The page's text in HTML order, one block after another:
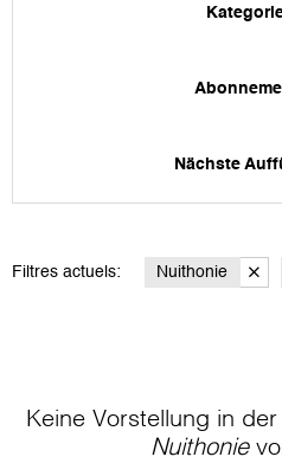
Nächste
Filtres actuels: Nuithonie
Keine Vorstellung in
Nuithonie